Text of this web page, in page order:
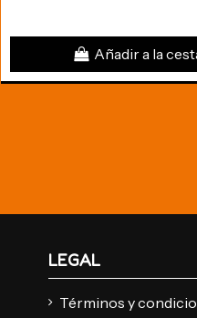
Añadir a la
LEGAL
Términos y